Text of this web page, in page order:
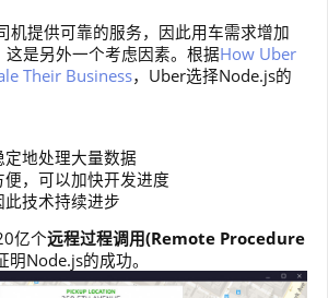
机提供可靠的服务，因此用车需求增加
是另外一个考虑因素。根据How Uber
Their Business，Uber选择Node.js的
地处理大量数据
，可以加快开发进度
技术持续进步
亿个远程过程调用(Remote Procedure
明Node.js的成功。